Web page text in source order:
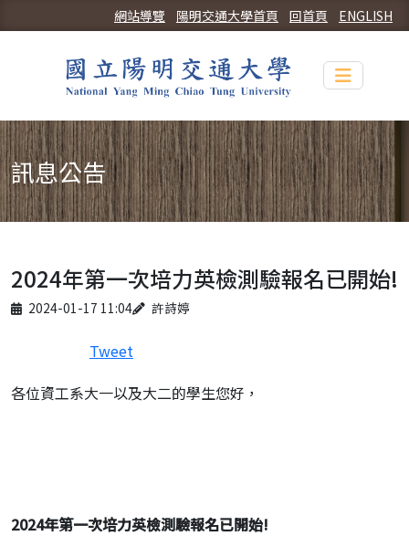
ENGLISH
回首頁
陽明交通大學首頁
網站導覽
Toggle
訊息公告
2024年第一次培力英檢測驗報名已開始!
Published on
2024-01-17 11:04
Author 許詩婷
Tweet
各位資工系大一以及大二的學生您好，
2024年第一次培力英檢測驗報名已開始!